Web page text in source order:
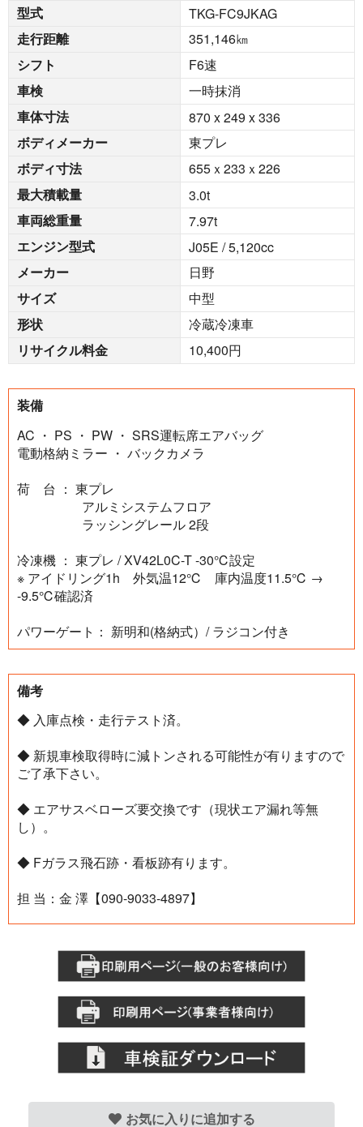
型式
TKG-FC9JKAG
走行距離
351,146㎞
シフト
F6速
車検
一時抹消
車体寸法
870 x 249 x 336
ボディメーカー
東プレ
ボディ寸法
655ｘ233ｘ226
最大積載量
3.0t
車両総重量
7.97t
エンジン型式
J05E / 5,120cc
メーカー
日野
サイズ
中型
形状
冷蔵冷凍車
リサイクル料金
10,400円
装備
AC ・ PS ・ PW ・ SRS運転席エアバッグ
電動格納ミラー ・ バックカメラ
荷 台 ： 東プレ
アルミシステムフロア
ラッシングレール 2段
冷凍機 ： 東プレ / XV42L0C-T -30℃設定
※ アイドリング1h 外気温12℃ 庫内温度11.5℃ →
-9.5℃確認済
パワーゲート： 新明和(格納式）/ ラジコン付き
備考
◆ 入庫点検・走行テスト済。
◆ 新規車検取得時に減トンされる可能性が有りますので
ご了承下さい。
◆ エアサスベローズ要交換です（現状エア漏れ等無
し）。
◆ Fガラス飛石跡・看板跡有ります。
担 当：金 澤【090-9033-4897】
お気に入りに追加する